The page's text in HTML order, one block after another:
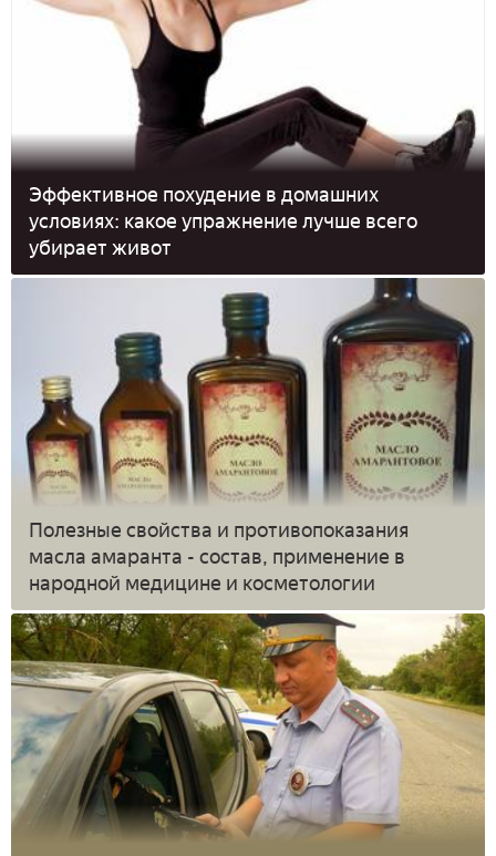
Эффективное похудение в домашних
условиях: какое упражнение лучше всего
убирает живот
Полезные свойства и противопоказания
масла амаранта - состав, применение в
народной медицине и косметологии